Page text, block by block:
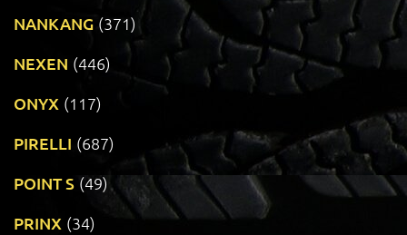
NANKANG (371)
NEXEN (446)
ONYX (117)
PIRELLI (687)
POINT S (49)
PRINX (34)